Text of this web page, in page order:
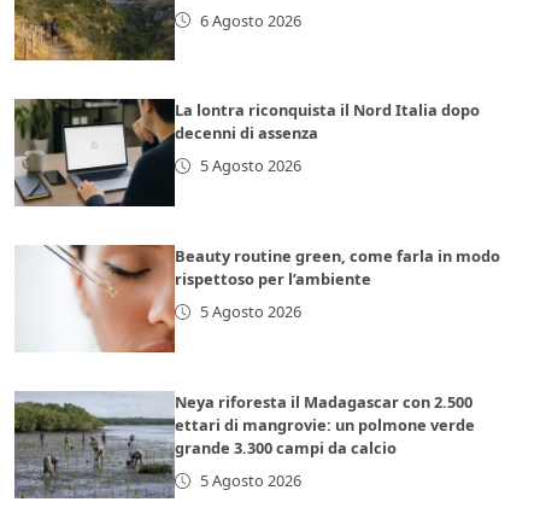
6 Agosto 2026
La lontra riconquista il Nord Italia dopo
decenni di assenza
5 Agosto 2026
Beauty routine green, come farla in modo
rispettoso per l’ambiente
5 Agosto 2026
Neya riforesta il Madagascar con 2.500
ettari di mangrovie: un polmone verde
grande 3.300 campi da calcio
5 Agosto 2026